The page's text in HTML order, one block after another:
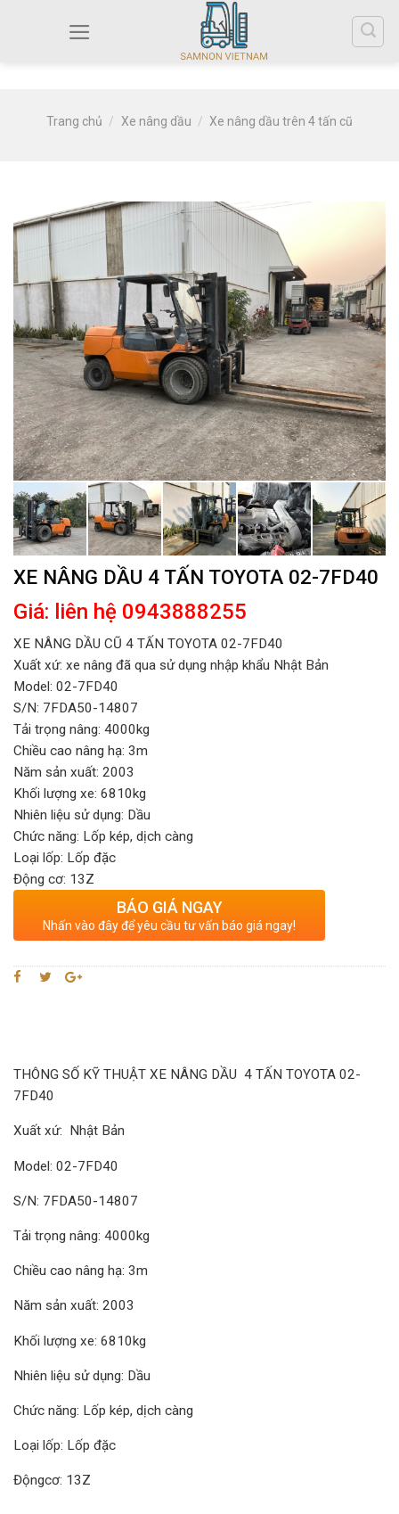
Trang chủ / Xe nâng dầu / Xe nâng dầu trên 4 tấn cũ
XE NÂNG DẦU 4 TẤN TOYOTA 02-7FD40
Giá: liên hệ 0943888255
XE NÂNG DẦU CŨ 4 TẤN TOYOTA 02-7FD40
Xuất xứ: xe nâng đã qua sử dụng nhập khẩu Nhật Bản
Model: 02-7FD40
S/N: 7FDA50-14807
Tải trọng nâng: 4000kg
Chiều cao nâng hạ: 3m
Năm sản xuất: 2003
Khối lượng xe: 6810kg
Nhiên liệu sử dụng: Dầu
Chức năng: Lốp kép, dịch càng
Loại lốp: Lốp đặc
Động cơ: 13Z
BÁO GIÁ NGAY
Nhấn vào đây để yêu cầu tư vấn báo giá ngay!
THÔNG SỐ KỸ THUẬT XE NÂNG DẦU 4 TẤN TOYOTA 02-
7FD40
Xuất xứ: Nhật Bản
Model: 02-7FD40
S/N: 7FDA50-14807
Tải trọng nâng: 4000kg
Chiều cao nâng hạ: 3m
Năm sản xuất: 2003
Khối lượng xe: 6810kg
Nhiên liệu sử dụng: Dầu
Chức năng: Lốp kép, dịch càng
Loại lốp: Lốp đặc
Độngcơ: 13Z